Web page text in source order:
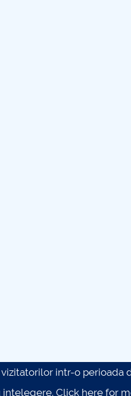
intr-o
intelegere.Click here for